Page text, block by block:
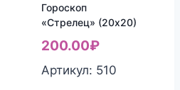
Гороскоп
«Стрелец» (20х20)
200.00₽
Артикул: 510